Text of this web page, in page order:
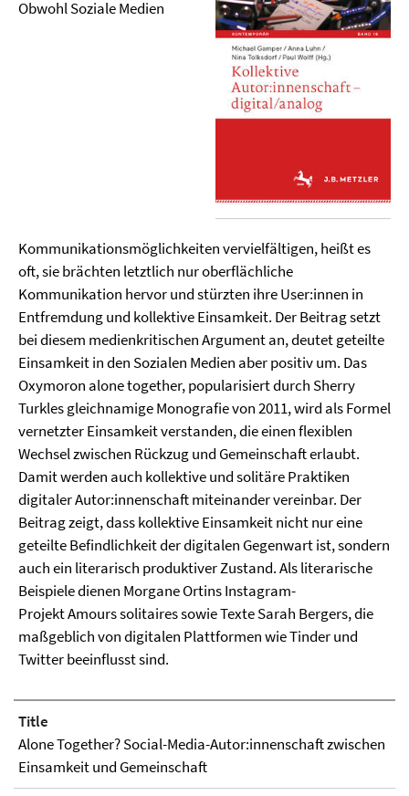
Obwohl Soziale Medien
Kommunikationsmöglichkeiten vervielfältigen, heißt es
oft, sie brächten letztlich nur oberflächliche
Kommunikation hervor und stürzten ihre User:innen in
Entfremdung und kollektive Einsamkeit. Der Beitrag setzt
bei diesem medienkritischen Argument an, deutet geteilte
Einsamkeit in den Sozialen Medien aber positiv um. Das
Oxymoron alone together, popularisiert durch Sherry
Turkles gleichnamige Monografie von 2011, wird als Formel
vernetzter Einsamkeit verstanden, die einen flexiblen
Wechsel zwischen Rückzug und Gemeinschaft erlaubt.
Damit werden auch kollektive und solitäre Praktiken
digitaler Autor:innenschaft miteinander vereinbar. Der
Beitrag zeigt, dass kollektive Einsamkeit nicht nur eine
geteilte Befindlichkeit der digitalen Gegenwart ist, sondern
auch ein literarisch produktiver Zustand. Als literarische
Beispiele dienen Morgane Ortins Instagram-
Projekt Amours solitaires sowie Texte Sarah Bergers, die
maßgeblich von digitalen Plattformen wie Tinder und
Twitter beeinflusst sind.
Title
Alone Together? Social-Media-Autor:innenschaft zwischen
Einsamkeit und Gemeinschaft